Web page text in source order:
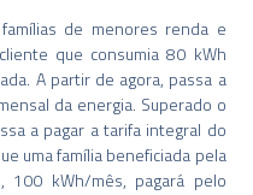
de menores renda e
que consumia 80 kWh
A partir de agora, passa a
da energia. Superado o
a pagar a tarifa integral do
uma família beneficiada pela
100 kWh/mês, pagará pelo